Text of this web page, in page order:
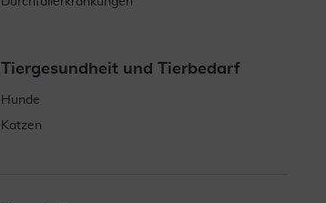
Tiergesundheit und Tierbedarf
Hunde
Katzen